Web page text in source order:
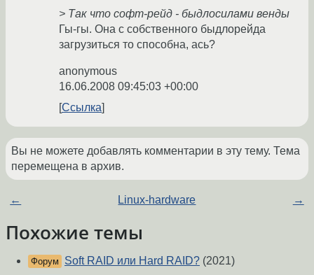
> Так что софт-рейд - быдлосилами венды
Гы-гы. Она с собственного быдлорейда
загрузиться то способна, ась?
anonymous
16.06.2008 09:45:03 +00:00
Ссылка
Вы не можете добавлять комментарии в эту тему. Тема
перемещена в архив.
← Linux-hardware →
Похожие темы
Форум Soft RAID или Hard RAID? (2021)